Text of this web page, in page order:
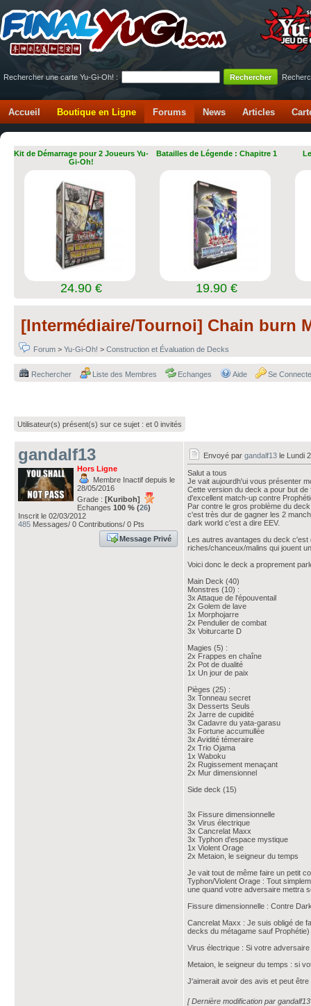
Rechercher une carte Yu-Gi-Oh! :
Accueil Boutique en Ligne Forums News Articles
Kit de Démarrage pour 2 Joueurs Yu-
Gi-Oh!
24.90 €
Batailles de Légende : Chapitre 1
19.90 €
[Intermédiaire/Tournoi] Chain burn
Forum > Yu-Gi-Oh! > Construction et Évaluation de Decks
Rechercher Liste des Membres Echanges Aide Se
Utilisateur(s) présent(s) sur ce sujet : et 0 invités
gandalf13
Hors Ligne
Membre Inactif depuis le
28/05/2016
Grade : [Kuriboh]
Echanges 100 % (26)
Inscrit le 02/03/2012
485 Messages/ 0 Contributions/ 0 Pts
Message Privé
Envoyé par gandalf13 le Lundi
Salut a tous
Je vait aujourdh'ui vous présenter
Cette version du deck a pour but
d'excellent match-up contre
Par contre le gros problème du
c'est très dur de gagner les 2
dark world c'est a dire EEV.
Les autres avantages du deck c'est
riches/chanceux/malins qui jouent
Voici donc le deck a proprement
Main Deck (40)
Monstres (10) :
3x Attaque de l'épouventail
2x Golem de lave
1x Morphojarre
2x Pendulier de combat
3x Voiturcarte D
Magies (5) :
2x Frappes en chaîne
2x Pot de dualité
1x Un jour de paix
Pièges (25) :
3x Tonneau secret
3x Desserts Seuls
2x Jarre de cupidité
3x Cadavre du yata-garasu
3x Fortune accumullée
3x Avidité témeraire
2x Trio Ojama
1x Waboku
2x Rugissement menaçant
2x Mur dimensionnel
Side deck (15)
3x Fissure dimensionnelle
3x Virus électrique
3x Cancrelat Maxx
3x Typhon d'espace mystique
1x Violent Orage
2x Metaion, le seigneur du temps
Je vait tout de même faire un petit
Typhon/Violent Orage : Tout
une quand votre adversaire mettra
Fissure dimensionnelle : Contre
Cancrelat Maxx : Je suis obligé de
decks du métagame sauf Prophétie)
Virus électrique : Si votre
Metaion, le seigneur du temps : si
J'aimerait avoir des avis et peut
[ Dernière modification par